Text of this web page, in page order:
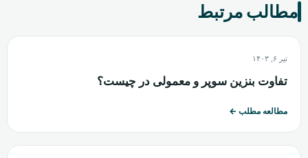
مطالب مرتبط
تیر ۶, ۱۴۰۳
تفاوت بنزین سوپر و معمولی در چیست؟
مطالعه مطلب ←